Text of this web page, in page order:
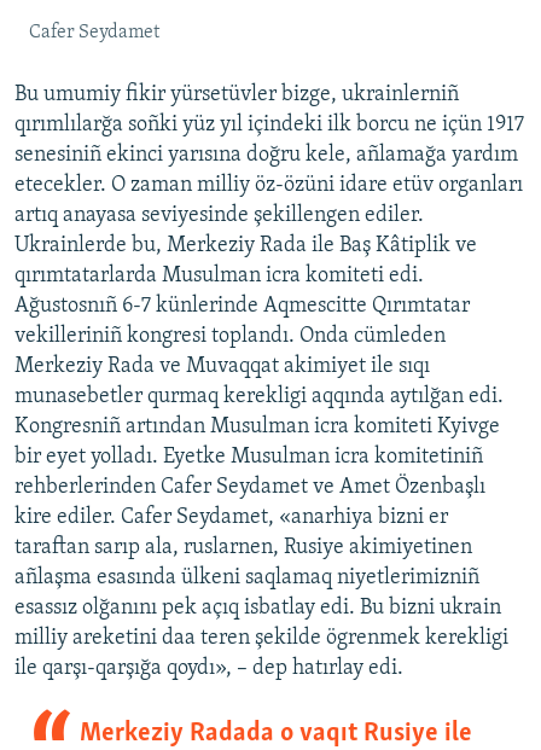
Cafer Seydamet
Bu umumiy fikir yürsetüvler bizge, ukrainlerniñ
qırımlılarğa soñki yüz yıl içindeki ilk borcu ne içün 1917
senesiniñ ekinci yarısına doğru kele, añlamağa yardım
etecekler. O zaman milliy öz-özüni idare etüv organları
artıq anayasa seviyesinde şekillengen ediler.
Ukrainlerde bu, Merkeziy Rada ile Baş Kâtiplik ve
qırımtatarlarda Musulman icra komiteti edi.
Ağustosnıñ 6-7 künlerinde Aqmescitte Qırımtatar
vekilleriniñ kongresi toplandı. Onda cümleden
Merkeziy Rada ve Muvaqqat akimiyet ile sıqı
munasebetler qurmaq kerekligi aqqında aytılğan edi.
Kongresniñ artından Musulman icra komiteti Kyivge
bir eyet yolladı. Eyetke Musulman icra komitetiniñ
rehberlerinden Cafer Seydamet ve Amet Özenbaşlı
kire ediler. Cafer Seydamet, «anarhiya bizni er
taraftan sarıp ala, ruslarnen, Rusiye akimiyetinen
añlaşma esasında ülkeni saqlamaq niyetlerimizniñ
esassız olğanını pek açıq isbatlay edi. Bu bizni ukrain
milliy areketini daa teren şekilde ögrenmek kerekligi
ile qarşı-qarşığa qoydı», – dep hatırlay edi.
Merkeziy Radada o vaqıt Rusiye ile